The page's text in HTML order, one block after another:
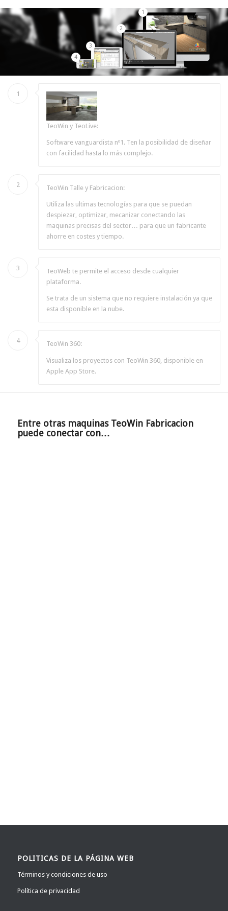
1
2
3
4
1
TeoWin y TeoLive:
Software vanguardista nº1. Ten la posibilidad de diseñar
con facilidad hasta lo más complejo.
2 TeoWin Talle y Fabricacion:
Utiliza las ultimas tecnologías para que se puedan
despiezar, optimizar, mecanizar conectando las
maquinas precisas del sector… para que un fabricante
ahorre en costes y tiempo.
3
TeoWeb te permite el acceso desde cualquier
plataforma.
Se trata de un sistema que no requiere instalación ya que
esta disponible en la nube.
4 TeoWin 360:
Visualiza los proyectos con TeoWin 360, disponible en
Apple App Store.
Entre otras maquinas TeoWin Fabricacion
puede conectar con…
POLITICAS DE LA PÁGINA WEB
Términos y condiciones de uso
Política de privacidad